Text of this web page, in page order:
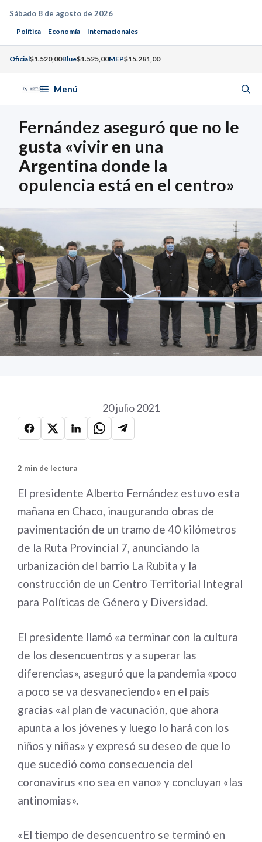
Saltar
contenido
Sábado 8 de agosto de 2026
Política Economía Internacionales
Oficial$1.520,00Blue$1.525,00MEP$15.281,00
Menú
Fernández aseguró que no le
gusta «vivir en una
Argentina donde la
opulencia está en el centro»
20 julio 2021
2 min de lectura
El presidente Alberto Fernández estuvo esta
mañana en Chaco, inaugurando obras de
pavimentación de un tramo de 40 kilómetros
de la Ruta Provincial 7, anunciando la
urbanización del barrio La Rubita y la
construcción de un Centro Territorial Integral
para Políticas de Género y Diversidad.
El presidente llamó «a terminar con la cultura
de los desencuentros y a superar las
diferencias», aseguró que la pandemia «poco
a poco se va desvaneciendo» en el país
gracias «al plan de vacunación, que ahora
apunta a los jóvenes y luego lo hará con los
niños y niñas» y expresó su deseo de que lo
que sucedió como consecuencia del
coronavirus «no sea en vano» y concluyan «las
antinomias».
«El tiempo de desencuentro se terminó en